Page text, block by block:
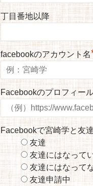
丁目番地以降
facebookのアカウント名
Facebookのプロフィー
Facebookで宮崎学と友
友達
友達にはなって
友達にはなって
友達申請中